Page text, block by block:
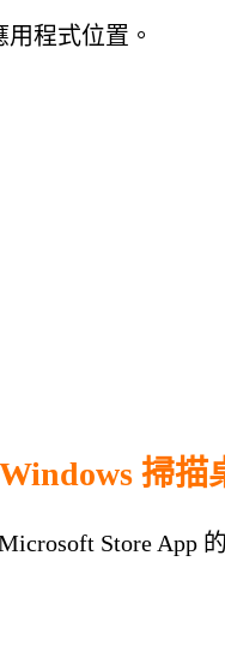
程式位置。
掃描
Store App